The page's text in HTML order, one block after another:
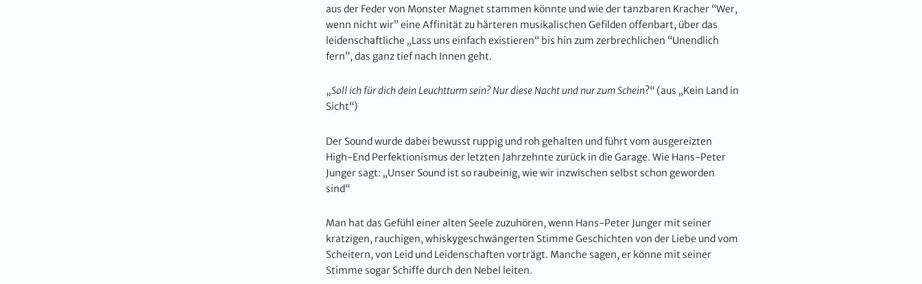
aus der Feder von Monster Magnet stammen könnte und wie der tanzbaren Kracher “Wer,
wenn nicht wir” eine Affinität zu härteren musikalischen Gefilden offenbart, über das
leidenschaftliche „Lass uns einfach existieren“ bis hin zum zerbrechlichen “Unendlich
fern”, das ganz tief nach Innen geht.
„Soll ich für dich dein Leuchtturm sein? Nur diese Nacht und nur zum Schein?“ (aus „Kein Land in
Sicht“)
Der Sound wurde dabei bewusst ruppig und roh gehalten und führt vom ausgereizten
High-End Perfektionismus der letzten Jahrzehnte zurück in die Garage. Wie Hans-Peter
Junger sagt: „Unser Sound ist so raubeinig, wie wir inzwischen selbst schon geworden
sind“
Man hat das Gefühl einer alten Seele zuzuhören, wenn Hans-Peter Junger mit seiner
kratzigen, rauchigen, whiskygeschwängerten Stimme Geschichten von der Liebe und vom
Scheitern, von Leid und Leidenschaften vorträgt. Manche sagen, er könne mit seiner
Stimme sogar Schiffe durch den Nebel leiten.